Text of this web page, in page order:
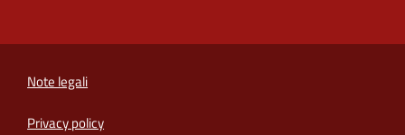
Note legali
Privacy policy